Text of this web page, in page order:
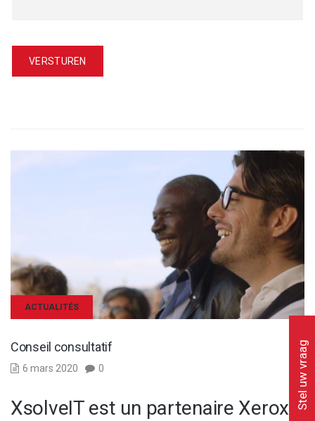
ACTUALITÉS
Conseil consultatif
6 mars 2020 0
XsolveIT est un partenaire Xerox Stel uw vraag